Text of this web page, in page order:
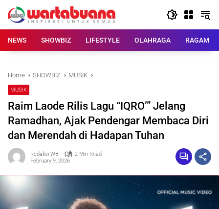
content
NEWS
SHOWBIZ LIFESTYLE OLAHRAGA RAGAM
Home SHOWBIZ MUSIK
MUSIK
Raim Laode Rilis Lagu “IQRO’” Jelang
Ramadhan, Ajak Pendengar Membaca Diri
dan Merendah di Hadapan Tuhan
Redaksi WB
2 Min Read
February 9, 2026